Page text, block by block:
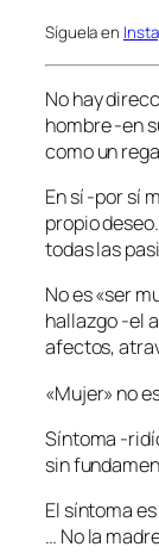
Síguela en
No hay
hombre -en
como un
En sí -por sí
propio
todas las
No es «ser
hallazgo -el
afectos,
«Mujer» no
Síntoma -
sin
El síntoma
… No la